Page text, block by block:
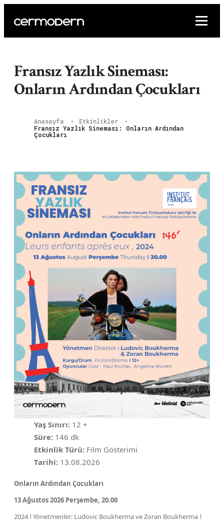
Fransız Yazlık Sineması:
Onların Ardından Çocukları
Anasayfa
Etkinlikler
Fransız Yazlık Sineması: Onların Ardından
Çocukları
Yaş Sınırı: 12 +
Süre: 146 dk
Etkinlik Türü: Film Gösterimi
Tarihi: 13.08.2026
Onların Ardından Çocukları
13 Ağustos 2026 Perşembe, 20.00
2024 ǀ Yönetmenler: Ludovic Boukherma ve Zoran Boukherma ǀ